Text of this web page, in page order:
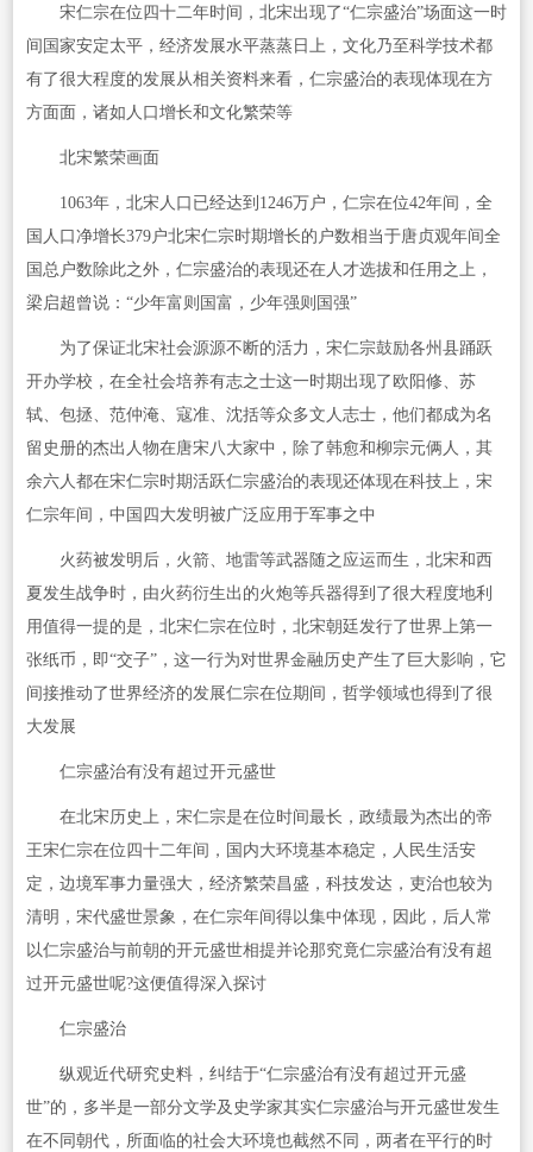
宋仁宗在位四十二年时间，北宋出现了“仁宗盛治”场面这一时
间国家安定太平，经济发展水平蒸蒸日上，文化乃至科学技术都
有了很大程度的发展从相关资料来看，仁宗盛治的表现体现在方
方面面，诸如人口增长和文化繁荣等
北宋繁荣画面
1063年，北宋人口已经达到1246万户，仁宗在位42年间，全
国人口净增长379户北宋仁宗时期增长的户数相当于唐贞观年间全
国总户数除此之外，仁宗盛治的表现还在人才选拔和任用之上，
梁启超曾说：“少年富则国富，少年强则国强”
为了保证北宋社会源源不断的活力，宋仁宗鼓励各州县踊跃
开办学校，在全社会培养有志之士这一时期出现了欧阳修、苏
轼、包拯、范仲淹、寇准、沈括等众多文人志士，他们都成为名
留史册的杰出人物在唐宋八大家中，除了韩愈和柳宗元俩人，其
余六人都在宋仁宗时期活跃仁宗盛治的表现还体现在科技上，宋
仁宗年间，中国四大发明被广泛应用于军事之中
火药被发明后，火箭、地雷等武器随之应运而生，北宋和西
夏发生战争时，由火药衍生出的火炮等兵器得到了很大程度地利
用值得一提的是，北宋仁宗在位时，北宋朝廷发行了世界上第一
张纸币，即“交子”，这一行为对世界金融历史产生了巨大影响，它
间接推动了世界经济的发展仁宗在位期间，哲学领域也得到了很
大发展
仁宗盛治有没有超过开元盛世
在北宋历史上，宋仁宗是在位时间最长，政绩最为杰出的帝
王宋仁宗在位四十二年间，国内大环境基本稳定，人民生活安
定，边境军事力量强大，经济繁荣昌盛，科技发达，吏治也较为
清明，宋代盛世景象，在仁宗年间得以集中体现，因此，后人常
以仁宗盛治与前朝的开元盛世相提并论那究竟仁宗盛治有没有超
过开元盛世呢?这便值得深入探讨
仁宗盛治
纵观近代研究史料，纠结于“仁宗盛治有没有超过开元盛
世”的，多半是一部分文学及史学家其实仁宗盛治与开元盛世发生
在不同朝代，所面临的社会大环境也截然不同，两者在平行的时